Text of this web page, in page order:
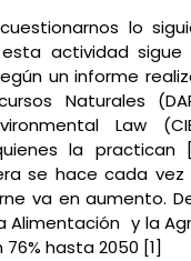
lo
actividad sigue
un informe
Naturales
Law
la practican
se hace cada
va en aumento.
Alimentación y la
hasta 2050 [1]